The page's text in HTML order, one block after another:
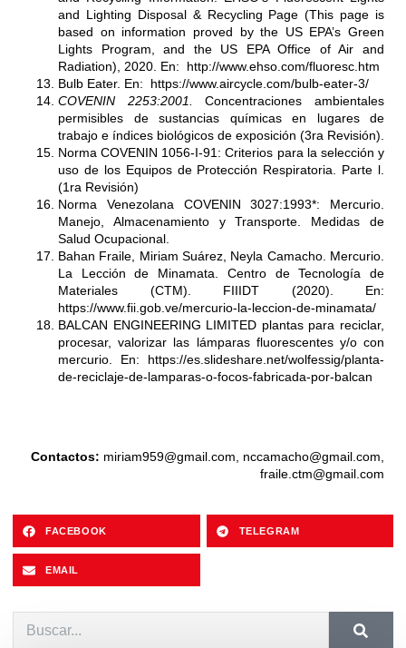
and Lighting Disposal & Recycling Page (This page is
based on information proved by the US EPA’s Green
Lights Program, and the US EPA Office of Air and
Radiation), 2020. En: http://www.ehso.com/fluoresc.htm
Bulb Eater. En: https://www.aircycle.com/bulb-eater-3/
COVENIN 2253:2001.
Concentraciones ambientales
permisibles de sustancias químicas en lugares de
trabajo e índices biológicos de exposición (3ra Revisión).
Norma COVENIN 1056-I-91: Criterios para la selección y
uso de los Equipos de Protección Respiratoria. Parte l.
(1ra Revisión)
Norma Venezolana COVENIN 3027:1993*: Mercurio.
Manejo, Almacenamiento y Transporte. Medidas de
Salud Ocupacional.
Bahan Fraile, Miriam Suárez, Neyla Camacho. Mercurio.
La Lección de Minamata. Centro de Tecnología de
Materiales (CTM). FIIIDT (2020). En:
https://www.fii.gob.ve/mercurio-la-leccion-de-minamata/
BALCAN ENGINEERING LIMITED plantas para reciclar,
procesar, valorizar las lámparas fluorescentes y/o con
mercurio. En: https://es.slideshare.net/wolfessig/planta-
de-reciclaje-de-lamparas-o-focos-fabricada-por-balcan
Contactos: miriam959@gmail.com, nccamacho@gmail.com,
fraile.ctm@gmail.com
FACEBOOK TELEGRAM
EMAIL